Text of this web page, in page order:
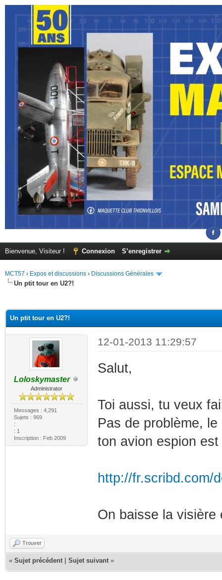
Bienvenue, Visiteur ! Connexion S’enregistrer
MCT57 › Expos et discussions › Discussions Générales
Un ptit tour en U2?!
Un ptit tour en U2?!
Loloskymaster
Administrator
Messages : 4,291
Sujets : 969
:
: 1
Inscription : Feb 2009
12-01-2013 11:29:57
Salut,
Toi aussi, tu veux
Pas de problème,
ton avion espion
http://fr.scribd.com/
On baisse la
Trouver
« Sujet précédent Sujet suivant »